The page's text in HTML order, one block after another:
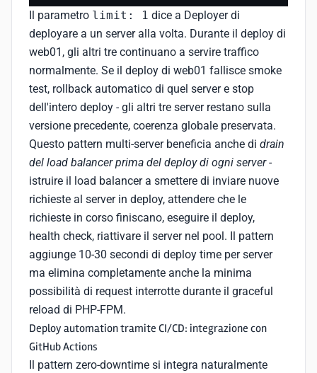
Il parametro limit: 1 dice a Deployer di
deployare a un server alla volta. Durante il deploy di
web01, gli altri tre continuano a servire traffico
normalmente. Se il deploy di web01 fallisce smoke
test, rollback automatico di quel server e stop
dell'intero deploy - gli altri tre server restano sulla
versione precedente, coerenza globale preservata.
Questo pattern multi-server beneficia anche di drain
del load balancer prima del deploy di ogni server-
istruire il load balancer a smettere di inviare nuove
richieste al server in deploy, attendere che le
richieste in corso finiscano, eseguire il deploy,
health check, riattivare il server nel pool. Il pattern
aggiunge 10-30 secondi di deploy time per server
ma elimina completamente anche la minima
possibilità di request interrotte durante il graceful
reload di PHP-FPM.
Deploy automation tramite CI/CD: integrazione con
GitHub Actions
Il pattern zero-downtime si integra naturalmente